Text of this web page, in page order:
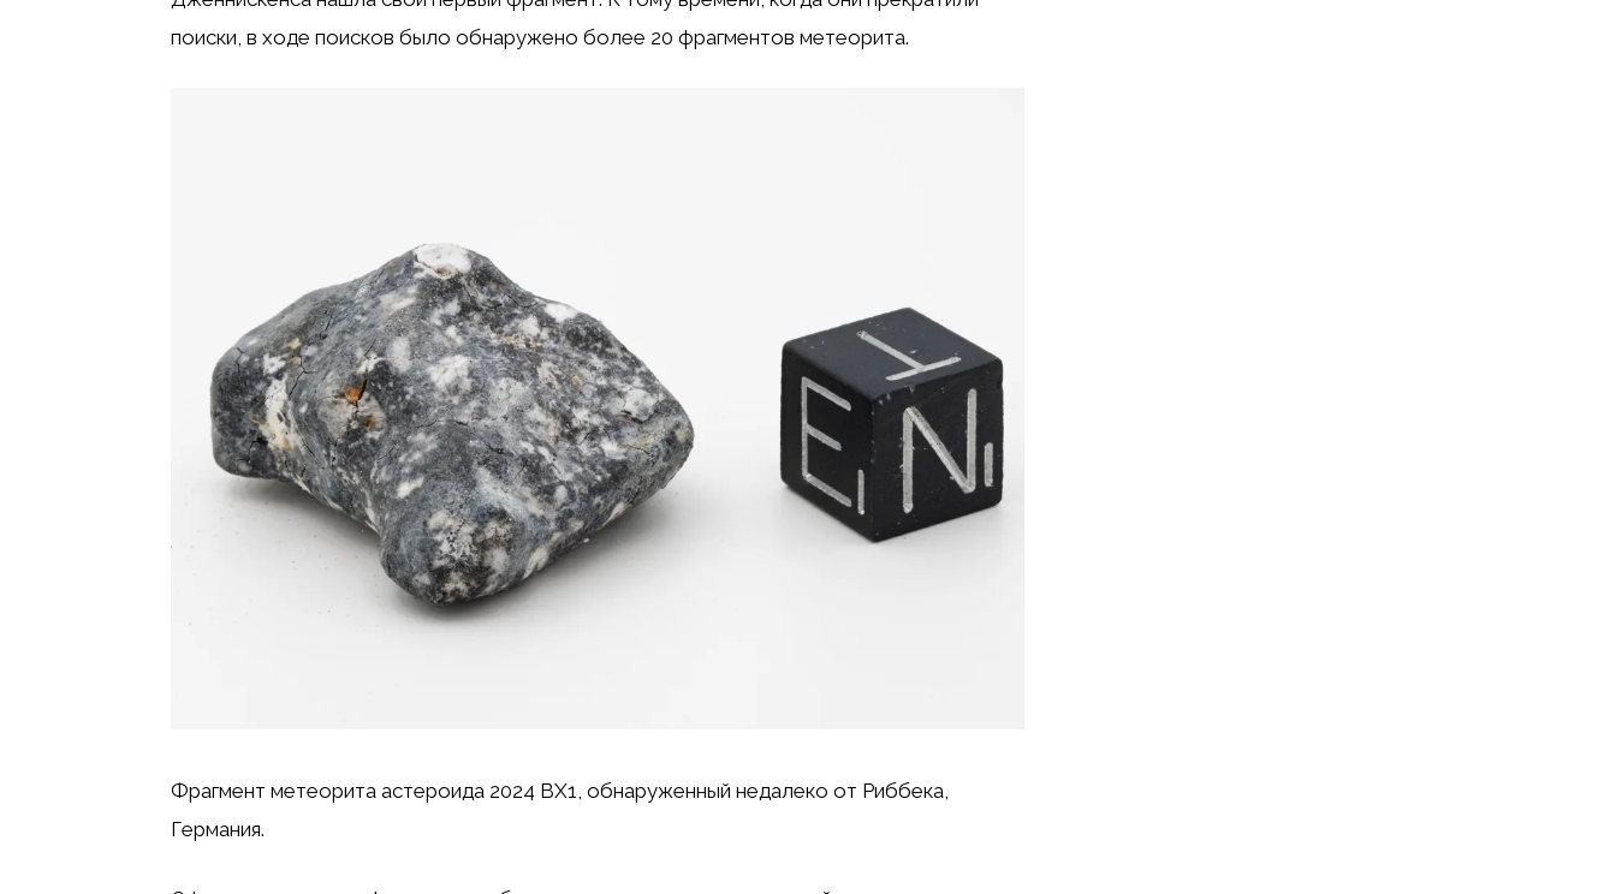
поиски, в ходе поисков было обнаружено более 20 фрагментов метеорита.
Фрагмент метеорита астероида 2024 BX1, обнаруженный недалеко от Риббека,
Германия.